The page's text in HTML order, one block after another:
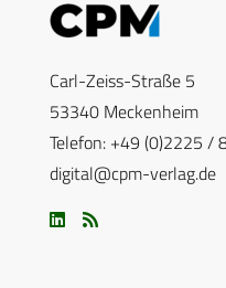
Carl-Zeiss-Straße 5
53340 Meckenheim
Telefon: +49 (0)2225 /
digital@cpm-verlag.de